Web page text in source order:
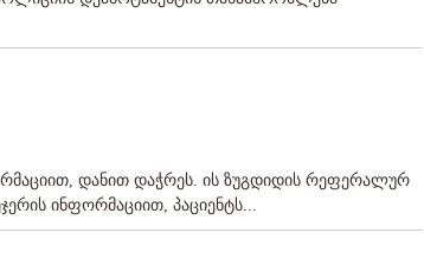
დანით დაჭრეს. ის ზუგდიდის რეფერალურ
ინფორმაციით, პაციენტს...